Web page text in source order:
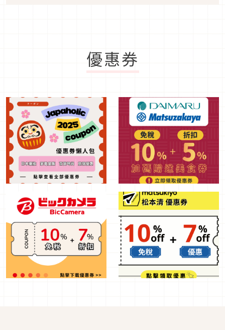
優惠券